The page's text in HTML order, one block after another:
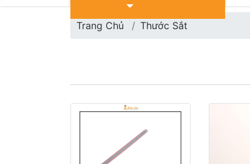
Trang Chủ Thước Sắt